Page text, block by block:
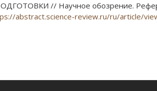
// Научное обозрение.
abstract.science-review.ru/ru/article/